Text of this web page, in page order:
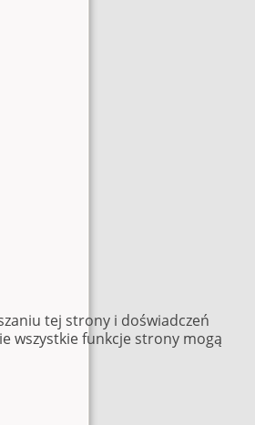
tej strony i doświadczeń
wszystkie funkcje strony mogą